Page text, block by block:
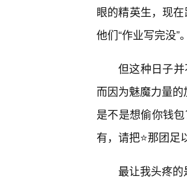
眼的精英生，现
他们“作业写完没”
但这种日子
而因为魅魔力量的
是不是想偷你钱
有，请把⭐那团足
最让我头疼的